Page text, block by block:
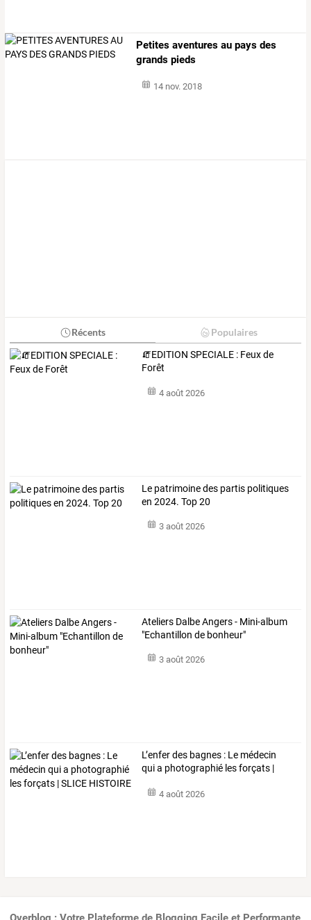
Petites aventures au pays des
grands pieds
14 nov. 2018
Récents Populaires
🧯EDITION SPECIALE : Feux de
Forêt
4 août 2026
Le patrimoine des partis politiques
en 2024. Top 20
3 août 2026
Ateliers Dalbe Angers - Mini-album
"Echantillon de bonheur"
3 août 2026
L’enferdes bagnes : Le médecin
quia photographié lesforçats |
4 août 2026